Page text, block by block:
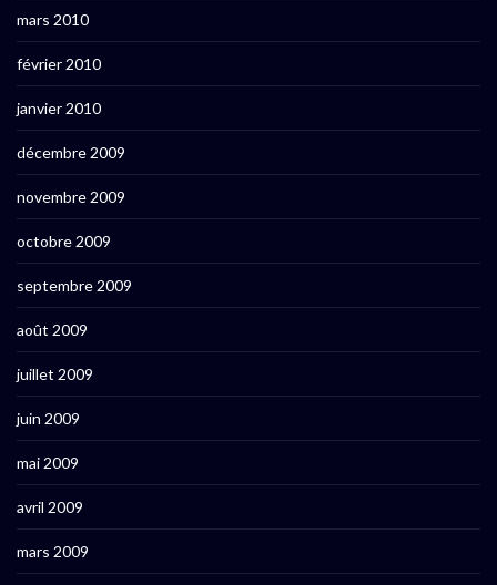
mars 2010
février 2010
janvier 2010
décembre 2009
novembre 2009
octobre 2009
septembre 2009
août 2009
juillet 2009
juin 2009
mai 2009
avril 2009
mars 2009